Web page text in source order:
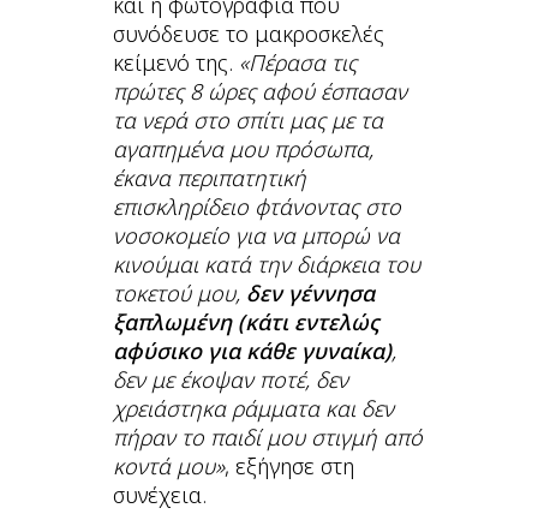
συνόδευσε το μακροσκελές
κείμενό της. «Πέρασα τις
πρώτες 8 ώρες αφού έσπασαν
τα νερά στο σπίτι μας με τα
αγαπημένα μου πρόσωπα,
έκανα περιπατητική
επισκληρίδειο φτάνοντας στο
νοσοκομείο για να μπορώ να
κινούμαι κατά την διάρκεια του
τοκετού μου, δεν γέννησα
ξαπλωμένη (κάτι εντελώς
αφύσικο για κάθε γυναίκα),
δεν με έκοψαν ποτέ, δεν
χρειάστηκα ράμματα και δεν
πήραν το παιδί μου στιγμή από
κοντά μου», εξήγησε στη
συνέχεια.